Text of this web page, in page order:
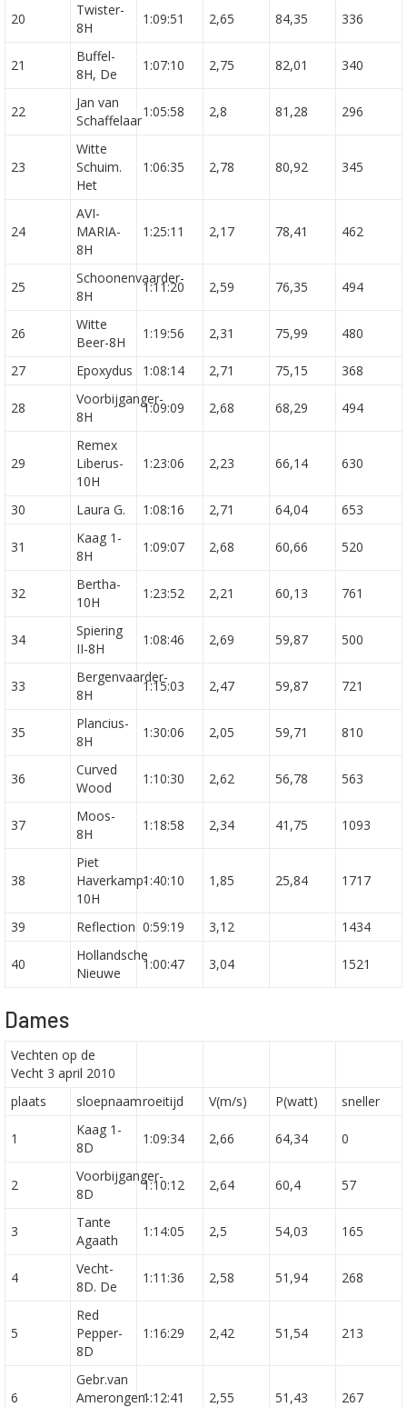
20
Twister-
8H
1:09:51 2,65 84,35 336
21
Buffel-
8H, De
1:07:10 2,75 82,01 340
22
Jan van
Schaffelaar
1:05:58 2,8 81,28 296
23
Witte
Schuim.
Het
1:06:35 2,78 80,92 345
24
AVI-
MARIA-
8H
1:25:11 2,17 78,41 462
25
Schoonenvaarder-
8H
1:11:20 2,59 76,35 494
26
Witte
Beer-8H
1:19:56 2,31 75,99 480
27 Epoxydus 1:08:14 2,71 75,15 368
28
Voorbijganger-
8H
1:09:09 2,68 68,29 494
29
Remex
Liberus-
10H
1:23:06 2,23 66,14 630
30 Laura G. 1:08:16 2,71 64,04 653
31
Kaag 1-
8H
1:09:07 2,68 60,66 520
32
Bertha-
10H
1:23:52 2,21 60,13 761
34
Spiering
II-8H
1:08:46 2,69 59,87 500
33
Bergenvaarder-
8H
1:15:03 2,47 59,87 721
35
Plancius-
8H
1:30:06 2,05 59,71 810
36
Curved
Wood
1:10:30 2,62 56,78 563
37
Moos-
8H
1:18:58 2,34 41,75 1093
38
Piet
Haverkamp-
10H
1:40:10 1,85 25,84 1717
39 Reflection 0:59:19 3,12 1434
40
Hollandsche
Nieuwe
1:00:47 3,04 1521
Dames
Vechten op de
Vecht 3 april 2010
plaats
sloepnaamroeitijd V(m/s) P(watt) sneller
1
Kaag 1-
8D
1:09:34 2,66 64,34 0
2
Voorbijganger-
8D
1:10:12 2,64 60,4 57
3
Tante
Agaath
1:14:05 2,5 54,03 165
4
Vecht-
8D. De
1:11:36 2,58 51,94 268
5
Red
Pepper-
8D
1:16:29 2,42 51,54 213
6
Gebr.van
Amerongen-1:12:41 2,55 51,43 267